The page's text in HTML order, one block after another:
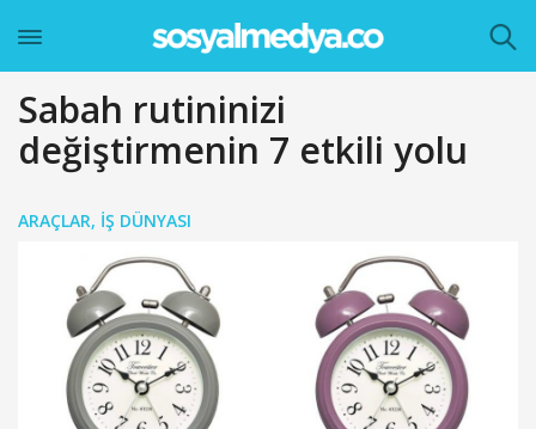
Sabah rutininizi
değiştirmenin 7 etkili yolu
ARAÇLAR, İŞ DÜNYASI